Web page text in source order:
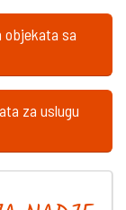
sa
za uslugu